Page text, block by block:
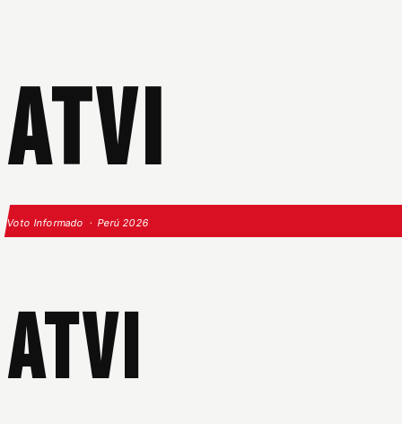
ATVI
Voto Informado · Perú 2026
ATVI